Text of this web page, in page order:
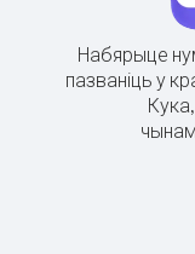
Набярыце
пазваніць у